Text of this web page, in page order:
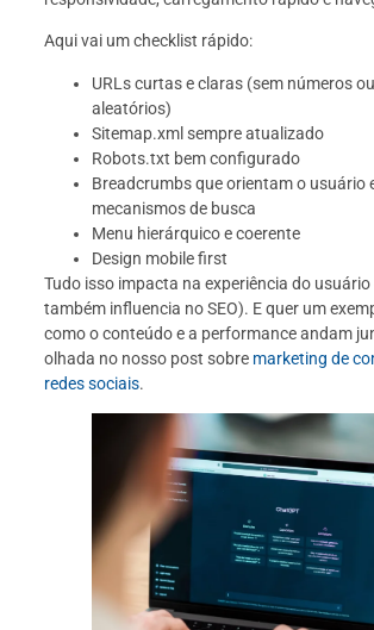
Aqui vai um checklist rápido:
URLs curtas e claras (sem números
aleatórios)
Sitemap.xml sempre atualizado
Robots.txt bem configurado
Breadcrumbs que orientam o usuário
mecanismos de busca
Menu hierárquico e coerente
Design mobile first
Tudo isso impacta na experiência do usuário
também influencia no SEO). E quer um
como o conteúdo e a performance andam
olhada no nosso post sobremarketing de
redes sociais.